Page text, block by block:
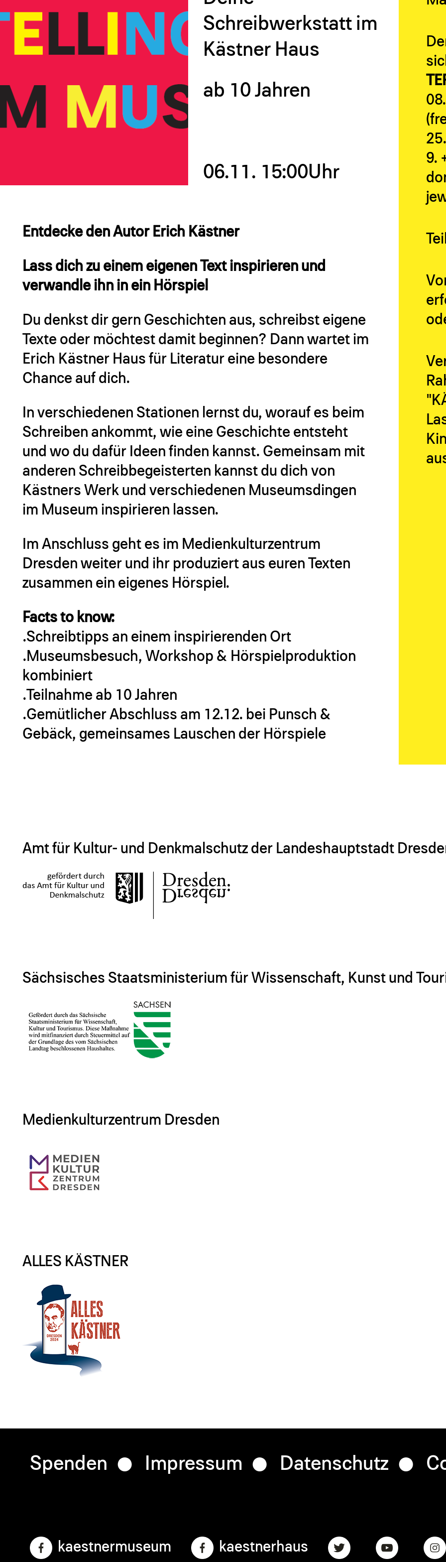
Schreibwerkstatt im
Kästner Haus
ab 10 Jahren
06.11. 15:00Uhr
Entdecke den Autor Erich Kästner
Lass dich zu einem eigenen Text inspirieren und
verwandle ihn in ein Hörspiel
Du denkst dir gern Geschichten aus, schreibst eigene
Texte oder möchtest damit beginnen? Dann wartet im
Erich Kästner Haus für Literatur eine besondere
Chance auf dich.
In verschiedenen Stationen lernst du, worauf es beim
Schreiben ankommt, wie eine Geschichte entsteht
und wo du dafür Ideen finden kannst. Gemeinsam mit
anderen Schreibbegeisterten kannst du dich von
Kästners Werk und verschiedenen Museumsdingen
im Museum inspirieren lassen.
Im Anschluss geht es im Medienkulturzentrum
Dresden weiter und ihr produziert aus euren Texten
zusammen ein eigenes Hörspiel.
Facts to know:
.Schreibtipps an einem inspirierenden Ort
.Museumsbesuch, Workshop & Hörspielproduktion
kombiniert
.Teilnahme ab 10 Jahren
.Gemütlicher Abschluss am 12.12. bei Punsch &
Gebäck, gemeinsames Lauschen der Hörspiele
9.
Amt für Kultur- und Denkmalschutz der Landeshauptstadt
Sächsisches Staatsministerium für Wissenschaft, Kunst und
Medienkulturzentrum Dresden
ALLES KÄSTNER
Footer
Spenden Impressum Datenschutz
kaestnermuseum kaestnerhaus